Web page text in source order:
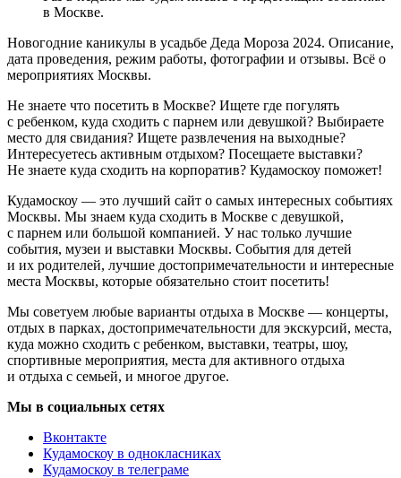
в Москве.
Новогодние каникулы в усадьбе Деда Мороза 2024. Описание,
дата проведения, режим работы, фотографии и отзывы. Всё о
мероприятиях Москвы.
Не знаете что посетить в Москве? Ищете где погулять
с ребенком, куда сходить с парнем или девушкой? Выбираете
место для свидания? Ищете развлечения на выходные?
Интересуетесь активным отдыхом? Посещаете выставки?
Не знаете куда сходить на корпоратив? Кудамоскоу поможет!
Кудамоскоу — это лучший сайт о самых интересных событиях
Москвы. Мы знаем куда сходить в Москве с девушкой,
с парнем или большой компанией. У нас только лучшие
события, музеи и выставки Москвы. События для детей
и их родителей, лучшие достопримечательности и интересные
места Москвы, которые обязательно стоит посетить!
Мы советуем любые варианты отдыха в Москве — концерты,
отдых в парках, достопримечательности для экскурсий, места,
куда можно сходить с ребенком, выставки, театры, шоу,
спортивные мероприятия, места для активного отдыха
и отдыха с семьей, и многое другое.
Мы в социальных сетях
Вконтакте
Кудамоскоу в однокласниках
Кудамоскоу в телеграме